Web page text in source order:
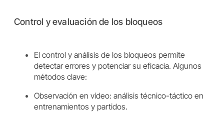
Control y evaluación de los bloqueos
El control y análisis de los bloqueos permite
detectar errores y potenciar su eficacia. Algunos
métodos clave:
Observación en vídeo: análisis técnico-táctico en
entrenamientos y partidos.